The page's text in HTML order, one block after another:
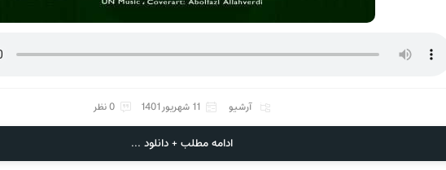
آرشیو 11 شهریور 1401 0 نظر
ادامه مطلب + دانلود ...